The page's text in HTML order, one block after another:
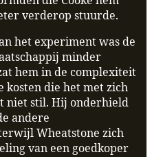
verderop stuurde.
het experiment was de
minder
hem in de complexiteit
kosten die het met zich
niet stil. Hij onderhield
andere
Wheatstone zich
van een goedkoper